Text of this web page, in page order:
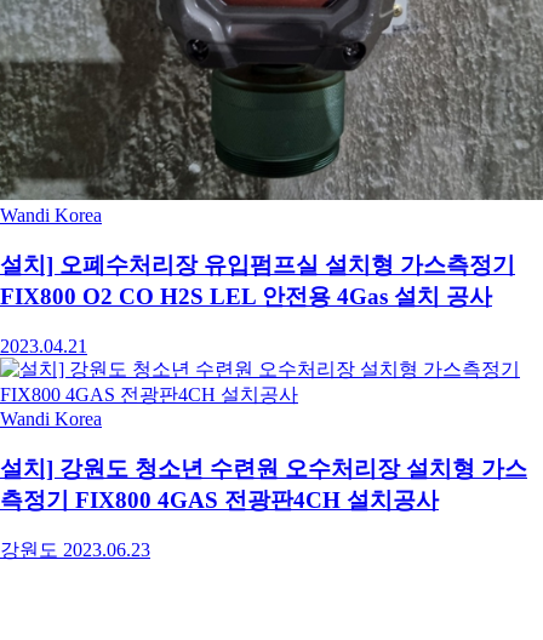
Wandi Korea
설치] 오폐수처리장 유입펌프실 설치형 가스측정기
FIX800 O2 CO H2S LEL 안전용 4Gas 설치 공사
2023.04.21
Wandi Korea
설치] 강원도 청소년 수련원 오수처리장 설치형 가스
측정기 FIX800 4GAS 전광판4CH 설치공사
강원도 2023.06.23